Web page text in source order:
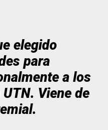
elegido
para
a los
Viene de